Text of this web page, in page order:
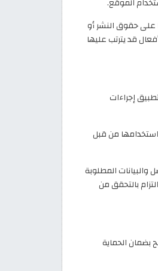
على حقوق النشر أو
قد يترتب عليها
إجراءات
من قبل
المطلوبة
بالتحقق من
بضمان الحماية